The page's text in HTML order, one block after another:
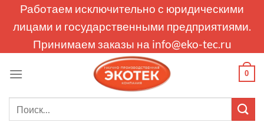
Работаем исключительно с юридическими
лицами и государственными предприятиями.
Принимаем заказы на info@eko-tec.ru
0